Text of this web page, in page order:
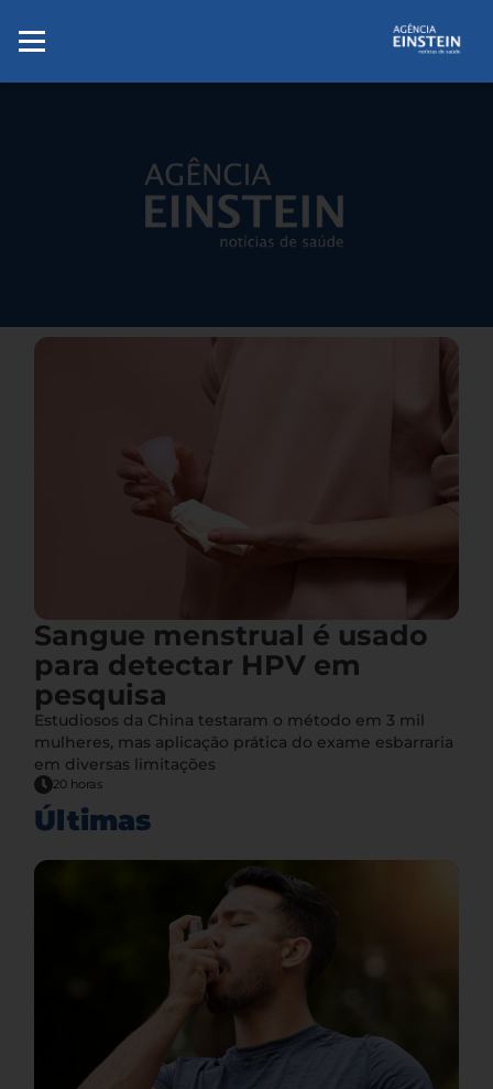
Sangue menstrual é usado
para detectar HPV em
pesquisa
Estudiosos da China testaram o método em 3 mil
mulheres, mas aplicação prática do exame esbarraria
em diversas limitações
20 horas
Últimas